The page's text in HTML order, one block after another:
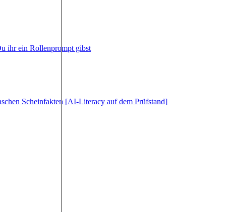
ihr ein Rollenprompt gibst
Scheinfakten [AI-Literacy auf dem Prüfstand]